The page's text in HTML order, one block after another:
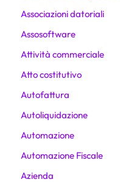
Associazioni datoriali
Assosoftware
Attività commerciale
Atto costitutivo
Autofattura
Autoliquidazione
Automazione
Automazione Fiscale
Azienda